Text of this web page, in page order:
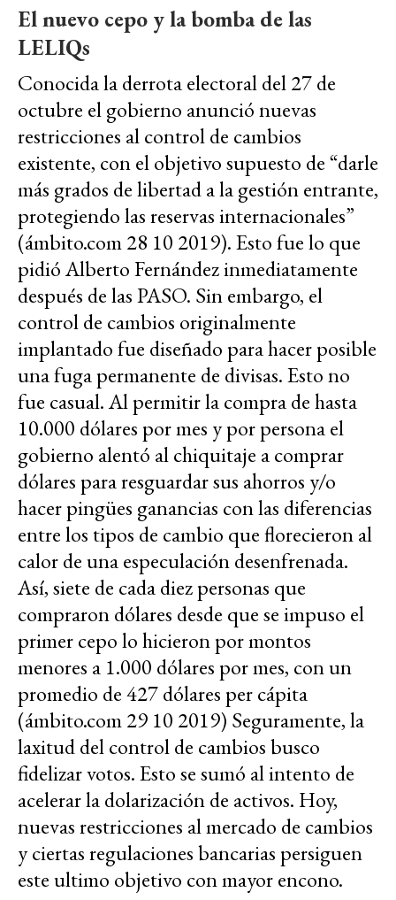
El nuevo cepo y la bomba de las
LELIQs
Conocida la derrota electoral del 27 de
octubre el gobierno anunció nuevas
restricciones al control de cambios
existente, con el objetivo supuesto de “darle
más grados de libertad a la gestión entrante,
protegiendo las reservas internacionales”
(ámbito.com 28 10 2019). Esto fue lo que
pidió Alberto Fernández inmediatamente
después de las PASO. Sin embargo, el
control de cambios originalmente
implantado fue diseñado para hacer posible
una fuga permanente de divisas. Esto no
fue casual. Al permitir la compra de hasta
10.000 dólares por mes y por persona el
gobierno alentó al chiquitaje a comprar
dólares para resguardar sus ahorros y/o
hacer pingües ganancias con las diferencias
entre los tipos de cambio que florecieron al
calor de una especulación desenfrenada.
Así, siete de cada diez personas que
compraron dólares desde que se impuso el
primer cepo lo hicieron por montos
menores a 1.000 dólares por mes, con un
promedio de 427 dólares per cápita
(ámbito.com 29 10 2019) Seguramente, la
laxitud del control de cambios busco
fidelizar votos. Esto se sumó al intento de
acelerar la dolarización de activos. Hoy,
nuevas restricciones al mercado de cambios
y ciertas regulaciones bancarias persiguen
este ultimo objetivo con mayor encono.